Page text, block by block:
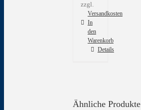
zzgl.
Versandkosten
In
den
Warenkorb
Details
Ähnliche Produkte